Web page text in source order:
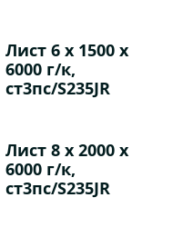
Лист 6 х 1500 х
6000 г/к,
ст3пс/S235JR
Лист 8 х 2000 х
6000 г/к,
ст3пс/S235JR